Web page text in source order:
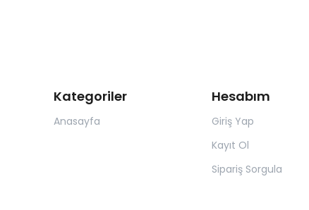
Kategoriler
Anasayfa
Hesabım
Giriş Yap
Kayıt Ol
Sipariş Sorgula